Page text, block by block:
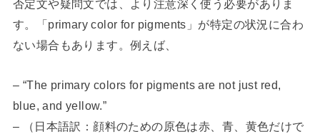
否定文や疑問文では、より注意深く使う必要がありま
す。「primary color for pigments」が特定の状況に合わ
ない場合もあります。例えば、
– “The primary colors for pigments are not just red,
blue, and yellow.”
– （日本語訳：顔料のための原色は赤、青、黄色だけで